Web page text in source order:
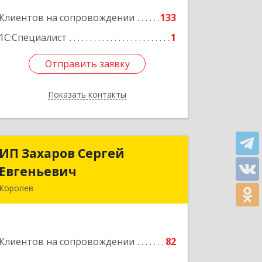
Клиентов на сопровождении
133
1С:Специалист
1
Отправить заявку
Показать контакты
Подробнее
Отправить заявку
Назад
ИП Захаров Сергей
Евгеньевич
Королев
Клиентов на сопровождении 82
ИП Захаров Сергей